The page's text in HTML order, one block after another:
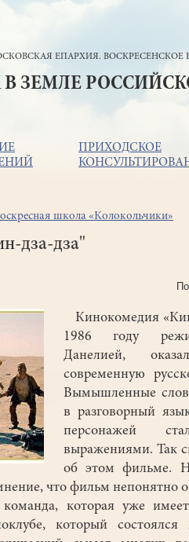
ЕПАРХИЯ. ВОСКРЕСЕНСКОЕ
В ЗЕМЛЕ
ПРИХОДСКОЕ
школа «Колокольчики»
дза-дза"
Кинокомедия
1986 году
Данелией,
современную
Вымышленные
в разговорный
персонажей
выражениями. Так
об этом фильме.
что фильм непонятно
которая уже
который состоялся